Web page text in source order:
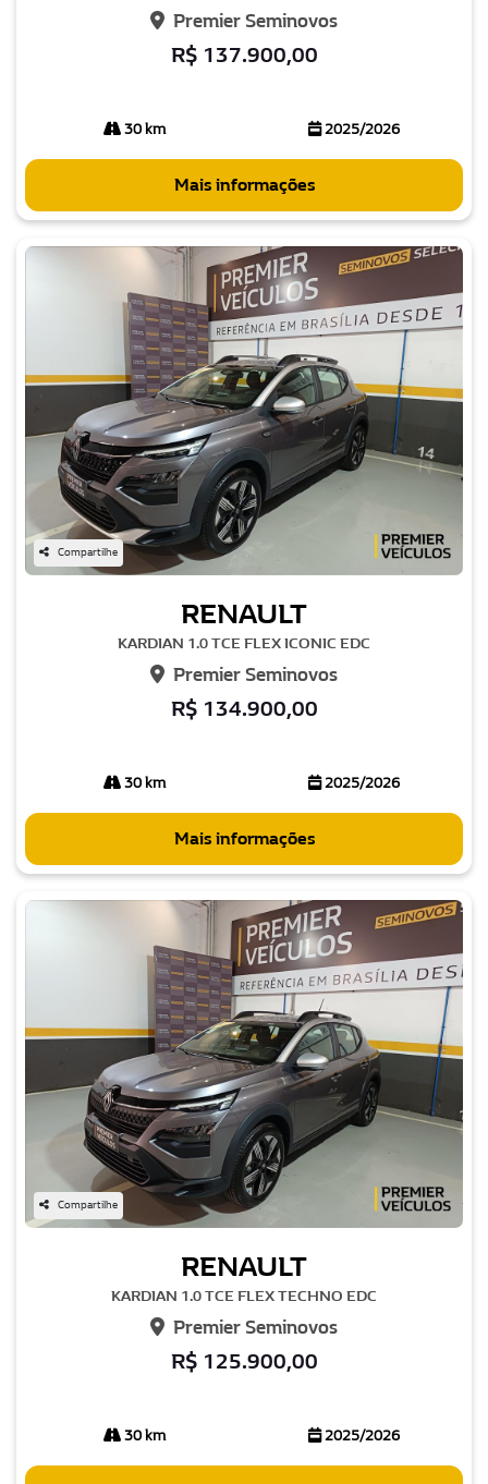
Premier Seminovos
R$ 137.900,00
30 km 2025/2026
Mais informações
Compartilhe
RENAULT
KARDIAN 1.0 TCE FLEX ICONIC EDC
Premier Seminovos
R$ 134.900,00
30 km 2025/2026
Mais informações
Compartilhe
RENAULT
KARDIAN 1.0 TCE FLEX TECHNO EDC
Premier Seminovos
R$ 125.900,00
30 km 2025/2026